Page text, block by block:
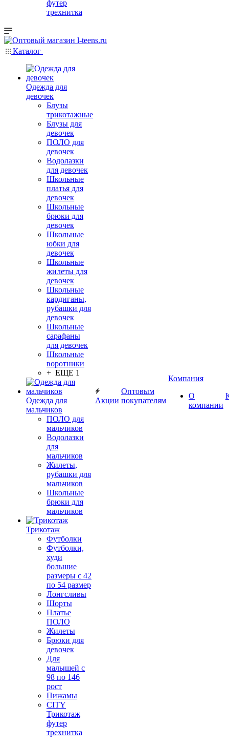
футер
трехнитка
Каталог
Одежда для
девочек
Блузы
трикотажные
Блузы для
девочек
ПОЛО для
девочек
Водолазки
для девочек
Школьные
платья для
девочек
Школьные
брюки для
девочек
Школьные
юбки для
девочек
Школьные
жилеты для
девочек
Школьные
кардиганы,
рубашки для
девочек
Школьные
сарафаны
для девочек
Школьные
воротники
+ ЕЩЕ 1
Одежда для
мальчиков
ПОЛО для
мальчиков
Водолазки
для
мальчиков
Жилеты,
рубашки для
мальчиков
Школьные
брюки для
мальчиков
Трикотаж
Футболки
Футболки,
худи
большие
размеры с 42
по 54 размер
Лонгсливы
Шорты
Платье
ПОЛО
Жилеты
Брюки для
девочек
Для
малышей с
98 по 146
рост
Пижамы
CITY
Трикотаж
футер
трехнитка
Акции
Оптовым
покупателям
Компания
О
компании